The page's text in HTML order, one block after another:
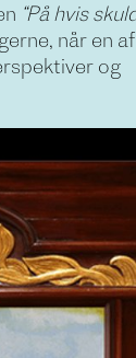
“På hvis
når en
og